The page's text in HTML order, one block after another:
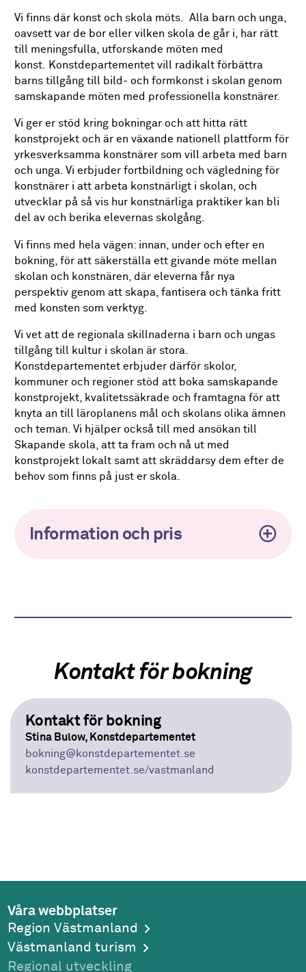
Vi finns där konst och skola möts. Alla barn och unga,
oavsett var de bor eller vilken skola de går i, har rätt
till meningsfulla, utforskande möten med
konst. Konstdepartementet vill radikalt förbättra
barns tillgång till bild- och formkonst i skolan genom
samskapande möten med professionella konstnärer.
Vi ger er stöd kring bokningar och att hitta rätt
konstprojekt och är en växande nationell plattform för
yrkesverksamma konstnärer som vill arbeta med barn
och unga. Vi erbjuder fortbildning och vägledning för
konstnärer i att arbeta konstnärligt i skolan, och
utvecklar på så vis hur konstnärliga praktiker kan bli
del av och berika elevernas skolgång.
Vi finns med hela vägen: innan, under och efter en
bokning, för att säkerställa ett givande möte mellan
skolan och konstnären, där eleverna får nya
perspektiv genom att skapa, fantisera och tänka fritt
med konsten som verktyg.
Vi vet att de regionala skillnaderna i barn och ungas
tillgång till kultur i skolan är stora.
Konstdepartementet erbjuder därför skolor,
kommuner och regioner stöd att boka samskapande
konstprojekt, kvalitetssäkrade och framtagna för att
knyta an till läroplanens mål och skolans olika ämnen
och teman. Vi hjälper också till med ansökan till
Skapande skola, att ta fram och nå ut med
konstprojekt lokalt samt att skräddarsy dem efter de
behov som finns på just er skola.
Information och pris
Kontakt för bokning
Kontakt för bokning
Stina Bulow, Konstdepartementet
bokning@konstdepartementet.se
konstdepartementet.se/vastmanland
Våra webbplatser
Region Västmanland
Västmanland turism
Regional utveckling